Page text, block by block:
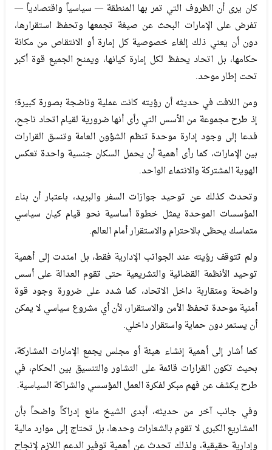
كان يرى أن الظروف التي تمر بها المنطقة — سياسياً واقتصادياً —
تفرض على الإمارات البحث عن صيغة تجمعها وتحفظ استقرارها،
دون أن يعني ذلك إلغاء خصوصية كل إمارة أو الانتقاص من مكانة
حكامها، بل اتحاد يحفظ لكل إمارة كيانها، ويمنح الجميع قوة أكبر
تحت إطار موحد.
ومن اللافت في حديثه أن رؤيته كانت عملية وناضجة بصورة كبيرة؛
إذ طرح مجموعة من الأسس التي رأى أنها ضرورية لقيام اتحاد ناجح،
فدعا إلى وجود إدارة موحدة تنظم الشؤون العامة وتنسق القرارات
بين الإمارات، كما رأى أهمية أن يحمل السكان جنسية واحدة تعكس
الهوية المشتركة والانتماء الواحد.
وتحدث كذلك عن توحيد جوازات السفر والبريد، باعتبار أن بناء
المؤسسات الموحدة يمثل خطوة أساسية نحو قيام كيان سياسي
متماسك يحظى بالاحترام والاستقرار أمام العالم.
ولم تتوقف رؤيته عند الجوانب الإدارية فقط، بل امتدت إلى أهمية
توحيد الأنظمة القضائية والتشريعية حتى تقوم العدالة على أسس
واضحة ومتقاربة داخل الاتحاد، كما شدد على ضرورة وجود قوة
أمنية موحدة تحفظ الأمن والاستقرار، لأن أي مشروع سياسي لا يمكن
أن يستمر دون حماية واستقرار داخلي.
كما أشار إلى أهمية إنشاء هيئة أو مجلس يجمع الإمارات المشاركة،
بحيث تكون القرارات قائمة على التشاور والتنسيق بين الحكام، في
طرح يكشف عن فهم مبكر لفكرة العمل المؤسسي والشراكة السياسية.
وفي جانب آخر من حديثه، أبدى الشيخ مانع إدراكاً واضحاً بأن
المشاريع الكبرى لا تقوم بالشعارات وحدها، بل تحتاج إلى موارد مالية
وإدارية حقيقية، ولذلك تحدث عن أهمية توفير الدعم اللازم لإنجاح